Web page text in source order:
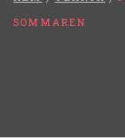
SOMMAREN